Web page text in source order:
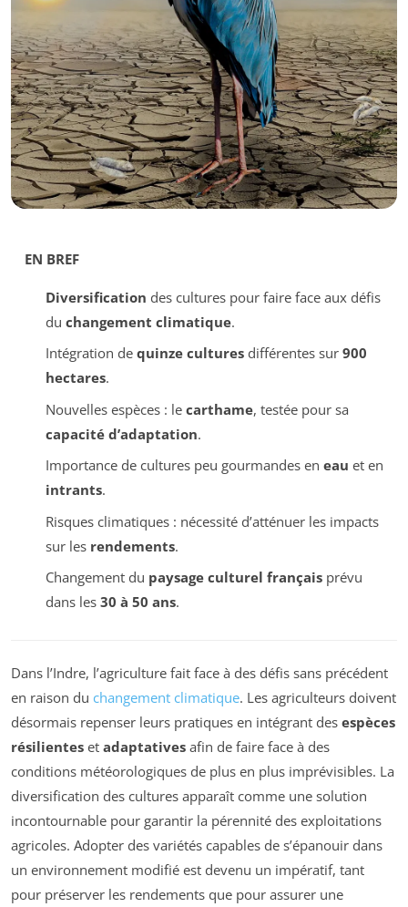
EN BREF
Diversification des cultures pour faire face aux défis
du changement climatique.
Intégration de quinze culturesdifférentes sur 900
hectares.
Nouvelles espèces : le carthame, testée pour sa
capacité d’adaptation.
Importance de cultures peu gourmandes en eau et en
intrants.
Risques climatiques : nécessité d’atténuer les impacts
sur les rendements.
Changement du paysage culturel françaisprévu
dans les 30 à 50 ans.
Dans l’Indre, l’agriculture fait face à des défis sans précédent
en raison du changement climatique. Les agriculteurs doivent
désormais repenser leurs pratiques en intégrant des espèces
résilientes et adaptatives afin de faire face à des
conditions météorologiques de plus en plus imprévisibles. La
diversification des cultures apparaît comme une solution
incontournable pour garantir la pérennité des exploitations
agricoles. Adopter des variétés capables de s’épanouir dans
un environnement modifié est devenu un impératif, tant
pour préserver les rendements que pour assurer une